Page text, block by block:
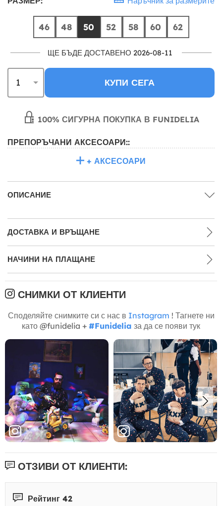
46 48 50 52 58 60 62
ЩЕ БЪДЕ ДОСТАВЕНО 2026-08-11
КУПИ СЕГА
100% СИГУРНА ПОКУПКА В FUNIDELIA
ПРЕПОРЪЧАНИ АКСЕСОАРИ::
+ АКСЕСОАРИ
ОПИСАНИЕ
ДОСТАВКА И ВРЪЩАНЕ
НАЧИНИ НА ПЛАЩАНЕ
СНИМКИ ОТ КЛИЕНТИ
Споделяйте снимките си с нас в Instagram ! Тагнете ни
като @funidelia + #Funidelia за да се появи тук
ОТЗИВИ ОТ КЛИЕНТИ:
Рейтинг 42